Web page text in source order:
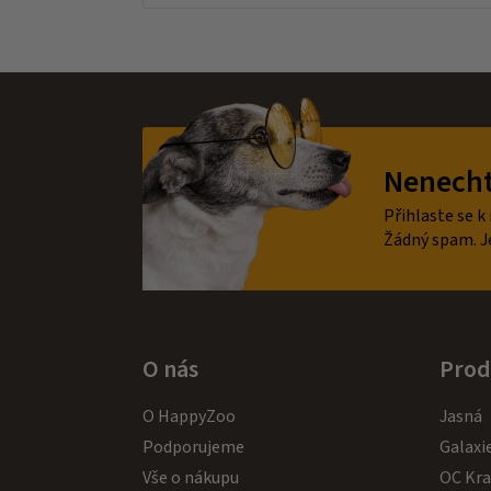
Přihlaste se k
Žádný spam.
O nás
O HappyZoo
Podporujeme
Vše o nákupu
Jasná
OC